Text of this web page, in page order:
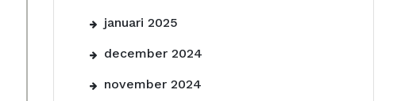
januari 2025
december 2024
november 2024